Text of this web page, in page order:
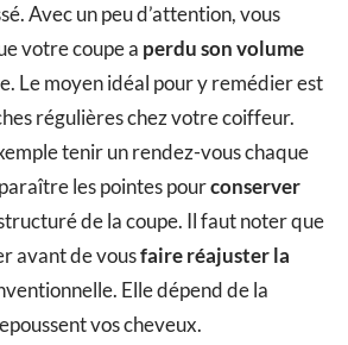
Avec un peu d’attention, vous
votre coupe a perdu son volume
Le moyen idéal pour y remédier est
régulières chez votre coiffeur.
tenir un rendez-vous chaque
les pointes pourconserver
de la coupe. Il faut noter que
avant de vousfaire réajuster la
Elle dépend de la
vos cheveux.